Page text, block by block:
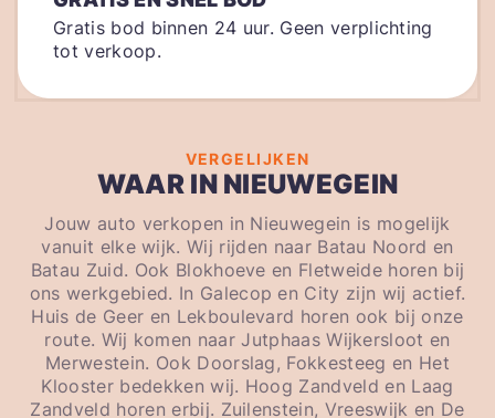
Gratis bod binnen 24 uur. Geen verplichting
tot verkoop.
VERGELIJKEN
WAAR IN NIEUWEGEIN
Jouw auto verkopen in Nieuwegein is mogelijk
vanuit elke wijk. Wij rijden naar Batau Noord en
Batau Zuid. Ook Blokhoeve en Fletweide horen bij
ons werkgebied. In Galecop en City zijn wij actief.
Huis de Geer en Lekboulevard horen ook bij onze
route. Wij komen naar Jutphaas Wijkersloot en
Merwestein. Ook Doorslag, Fokkesteeg en Het
Klooster bedekken wij. Hoog Zandveld en Laag
Zandveld horen erbij. Zuilenstein, Vreeswijk en De